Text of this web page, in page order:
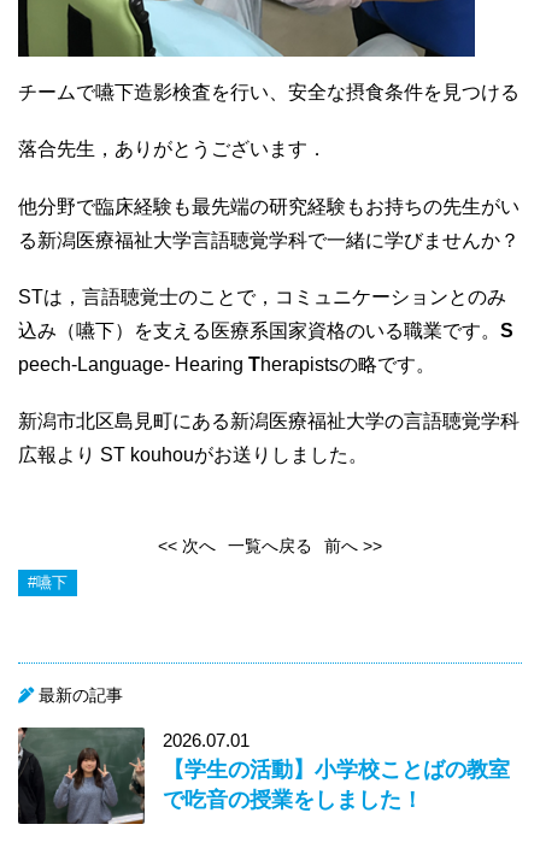
チームで嚥下造影検査を行い、安全な摂食条件を見つける
落合先生，ありがとうございます．
他分野で臨床経験も最先端の研究経験もお持ちの先生がい
る新潟医療福祉大学言語聴覚学科で一緒に学びませんか？
STは，言語聴覚士のことで，コミュニケーションとのみ
込み（嚥下）を支える医療系国家資格のいる職業です。 S
peech-Language- Hearing Therapistsの略です。
新潟市北区島見町にある新潟医療福祉大学の言語聴覚学科
広報より ST kouhouがお送りしました。
<< 次へ 一覧へ戻る 前へ >>
#嚥下
最新の記事
2026.07.01
【学生の活動】小学校ことばの教室
で吃音の授業をしました！